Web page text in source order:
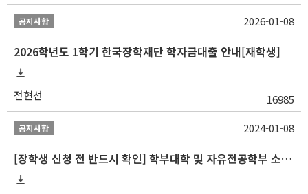
공지사항
2026학년도 1학기 한국장학재단 학자금대출 안내[재학생]
전현선 16985
2026-01-08
공지사항
[장학생 신청 전 반드시 확인] 학부대학 및 자유전공학부 소속 학생 장학 통합 공지사항
2024-01-08